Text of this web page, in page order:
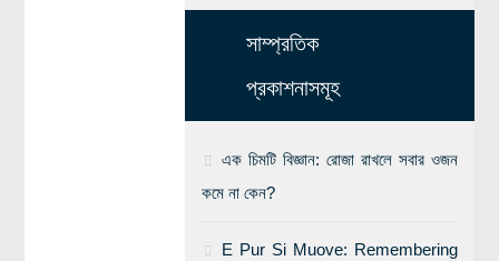
সাম্প্রতিক
প্রকাশনাসমূহ
এক চিমটি বিজ্ঞান: রোজা রাখলে সবার ওজন
কমে না কেন?
E Pur Si Muove: Remembering